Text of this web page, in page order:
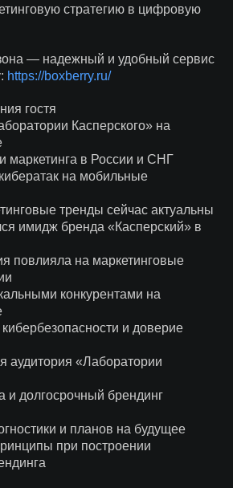
стратегию в цифровую
— надежный и удобный сервис
https://boxberry.ru/
гостя
Касперского» на
маркетинга в России и СНГ
на мобильные
тренды сейчас актуальны
имидж бренда «Касперский» в
повлияла на маркетинговые
конкурентами на
и доверие
аудитория «Лаборатории
и долгосрочный брендинг
и планов на будущее
при построении